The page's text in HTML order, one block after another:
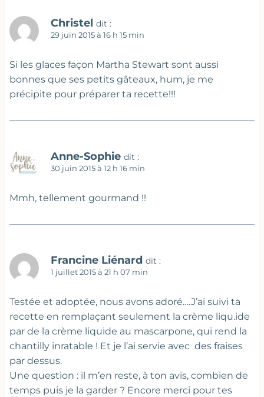
Christel dit :
29 juin 2015 à 16 h 15 min
Si les glaces façon Martha Stewart sont aussi
bonnes que ses petits gâteaux, hum, je me
précipite pour préparer ta recette!!!
Anne-Sophie dit :
30 juin 2015 à 12 h 16 min
Mmh, tellement gourmand !!
Francine Liénard dit :
1 juillet 2015 à 21 h 07 min
Testée et adoptée, nous avons adoré….J’ai suivi ta
recette en remplaçant seulement la crème liqu.ide
par de la crème liquide au mascarpone, qui rend la
chantilly inratable ! Et je l’ai servie avec des fraises
par dessus.
Une question : il m’en reste, à ton avis, combien de
temps puis je la garder ? Encore merci pour tes